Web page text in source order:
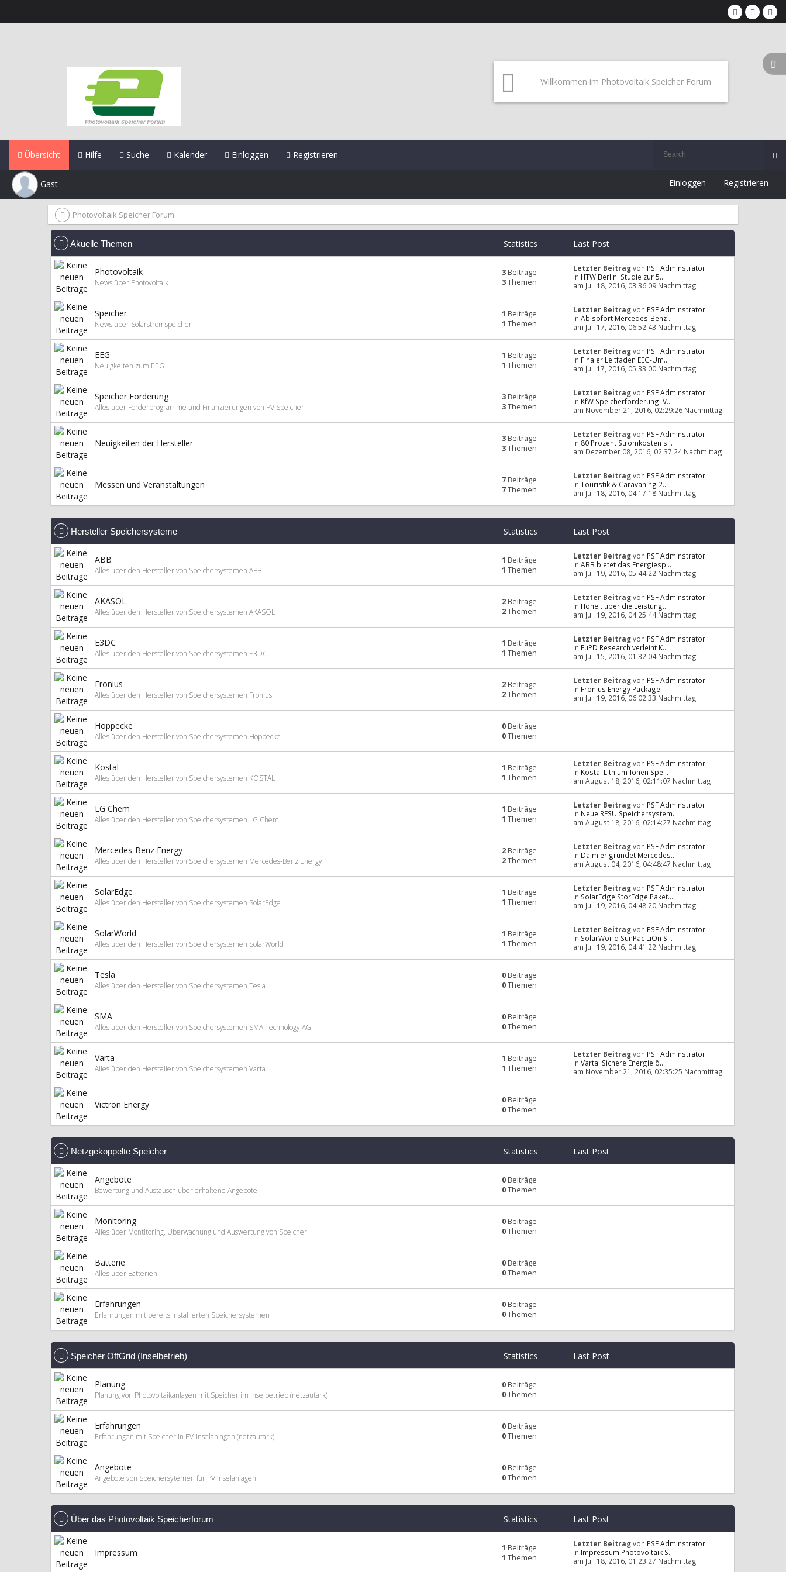
Willkommen im Photovoltaik Speicher Forum
Übersicht Hilfe Suche Kalender Einloggen Registrieren
Gast Einloggen Registrieren
Photovoltaik Speicher Forum
Akuelle Themen Statistics Last Post
Photovoltaik
News über Photovoltaik
3Beiträge
3Themen
Letzter Beitragvon PSF Adminstrator
in HTW Berlin: Studie zur 5...
am Juli 18, 2016, 03:36:09 Nachmittag
Speicher
News über Solarstromspeicher
1 Beiträge
1 Themen
Letzter Beitragvon PSF Adminstrator
inAb sofort Mercedes-Benz ...
am Juli 17, 2016, 06:52:43 Nachmittag
EEG
Neuigkeiten zum EEG
1 Beiträge
1 Themen
Letzter Beitragvon PSF Adminstrator
in Finaler Leitfaden EEG-Um...
am Juli 17, 2016, 05:33:00 Nachmittag
Speicher Förderung
Alles über Förderprogramme und Finanzierungen von PV Speicher
3Beiträge
3Themen
Letzter Beitragvon PSF Adminstrator
in KfW Speicherförderung: V...
am November 21, 2016, 02:29:26 Nachmittag
Neuigkeiten der Hersteller 3Beiträge
3Themen
Letzter Beitragvon PSF Adminstrator
in 80 Prozent Stromkosten s...
am Dezember 08, 2016, 02:37:24 Nachmittag
Messen und Veranstaltungen 7Beiträge
7Themen
Letzter Beitragvon PSF Adminstrator
inTouristik & Caravaning 2...
am Juli 18, 2016, 04:17:18 Nachmittag
Hersteller Speichersysteme Statistics Last Post
ABB
Alles über den Hersteller von Speichersystemen ABB
1 Beiträge
1 Themen
Letzter Beitragvon PSF Adminstrator
inABB bietet das Energiesp...
am Juli 19, 2016, 05:44:22 Nachmittag
AKASOL
Alles über den Hersteller von Speichersystemen AKASOL
2Beiträge
2Themen
Letzter Beitragvon PSF Adminstrator
in Hoheit über die Leistung...
am Juli 19, 2016, 04:25:44 Nachmittag
E3DC
Alles über den Hersteller von Speichersystemen E3DC
1 Beiträge
1 Themen
Letzter Beitragvon PSF Adminstrator
in EuPD Research verleiht K...
am Juli 15, 2016, 01:32:04 Nachmittag
Fronius
Alles über den Hersteller von Speichersystemen Fronius
2Beiträge
2Themen
Letzter Beitragvon PSF Adminstrator
in Fronius Energy Package
am Juli 19, 2016, 06:02:33 Nachmittag
Hoppecke
Alles über den Hersteller von Speichersystemen Hoppecke
0Beiträge
0Themen
Kostal
Alles über den Hersteller von Speichersystemen KOSTAL
1 Beiträge
1 Themen
Letzter Beitragvon PSF Adminstrator
in Kostal Lithium-Ionen Spe...
am August 18, 2016, 02:11:07 Nachmittag
LG Chem
Alles über den Hersteller von Speichersystemen LG Chem
1 Beiträge
1 Themen
Letzter Beitragvon PSF Adminstrator
in Neue RESU Speichersystem...
am August 18, 2016, 02:14:27 Nachmittag
Mercedes-Benz Energy
Alles über den Hersteller von Speichersystemen Mercedes-Benz Energy
2Beiträge
2Themen
Letzter Beitragvon PSF Adminstrator
in Daimler gründet Mercedes...
am August 04, 2016, 04:48:47 Nachmittag
SolarEdge
Alles über den Hersteller von Speichersystemen SolarEdge
1 Beiträge
1 Themen
Letzter Beitragvon PSF Adminstrator
in SolarEdge StorEdge Paket...
am Juli 19, 2016, 04:48:20 Nachmittag
SolarWorld
Alles über den Hersteller von Speichersystemen SolarWorld
1 Beiträge
1 Themen
Letzter Beitragvon PSF Adminstrator
in SolarWorld SunPac LiOn S...
am Juli 19, 2016, 04:41:22 Nachmittag
Tesla
Alles über den Hersteller von Speichersystemen Tesla
0Beiträge
0Themen
SMA
Alles über den Hersteller von Speichersystemen SMA Technology AG
0Beiträge
0Themen
Varta
Alles über den Hersteller von Speichersystemen Varta
1 Beiträge
1 Themen
Letzter Beitragvon PSF Adminstrator
inVarta: Sichere Energielö...
am November 21, 2016, 02:35:25 Nachmittag
Victron Energy 0Beiträge
0Themen
Netzgekoppelte Speicher Statistics Last Post
Angebote
Bewertung und Austausch über erhaltene Angebote
0Beiträge
0Themen
Monitoring
Alles über Montitoring, Überwachung und Auswertung von Speicher
0Beiträge
0Themen
Batterie
Alles über Batterien
0Beiträge
0Themen
Erfahrungen
Erfahrungen mit bereits installierten Speichersystemen
0Beiträge
0Themen
Speicher OffGrid (Inselbetrieb) Statistics Last Post
Planung
Planung von Photovoltaikanlagen mit Speicher im Inselbetrieb (netzautark)
0Beiträge
0Themen
Erfahrungen
Erfahrungen mit Speicher in PV-Inselanlagen (netzautark)
0Beiträge
0Themen
Angebote
Angebote von Speichersytemen für PV Inselanlagen
0Beiträge
0Themen
Über das Photovoltaik Speicherforum Statistics Last Post
Impressum 1 Beiträge
1 Themen
Letzter Beitragvon PSF Adminstrator
in Impressum Photovoltaik S...
am Juli 18, 2016, 01:23:27 Nachmittag